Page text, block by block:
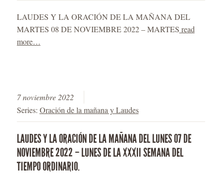
LAUDES Y LA ORACIÓN DE LA MAÑANA DEL
MARTES 08 DE NOVIEMBRE 2022 – MARTES read
more…
7 noviembre 2022
Series: Oración de la mañana y Laudes
LAUDES Y LA ORACIÓN DE LA MAÑANA DEL LUNES 07 DE
NOVIEMBRE 2022 – LUNES DE LA XXXII SEMANA DEL
TIEMPO ORDINARIO.